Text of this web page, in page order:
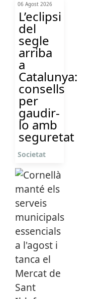
06 Agost 2026
L’eclipsi
del
segle
arriba
a
Catalunya:
consells
per
gaudir-
lo amb
seguretat
Societat